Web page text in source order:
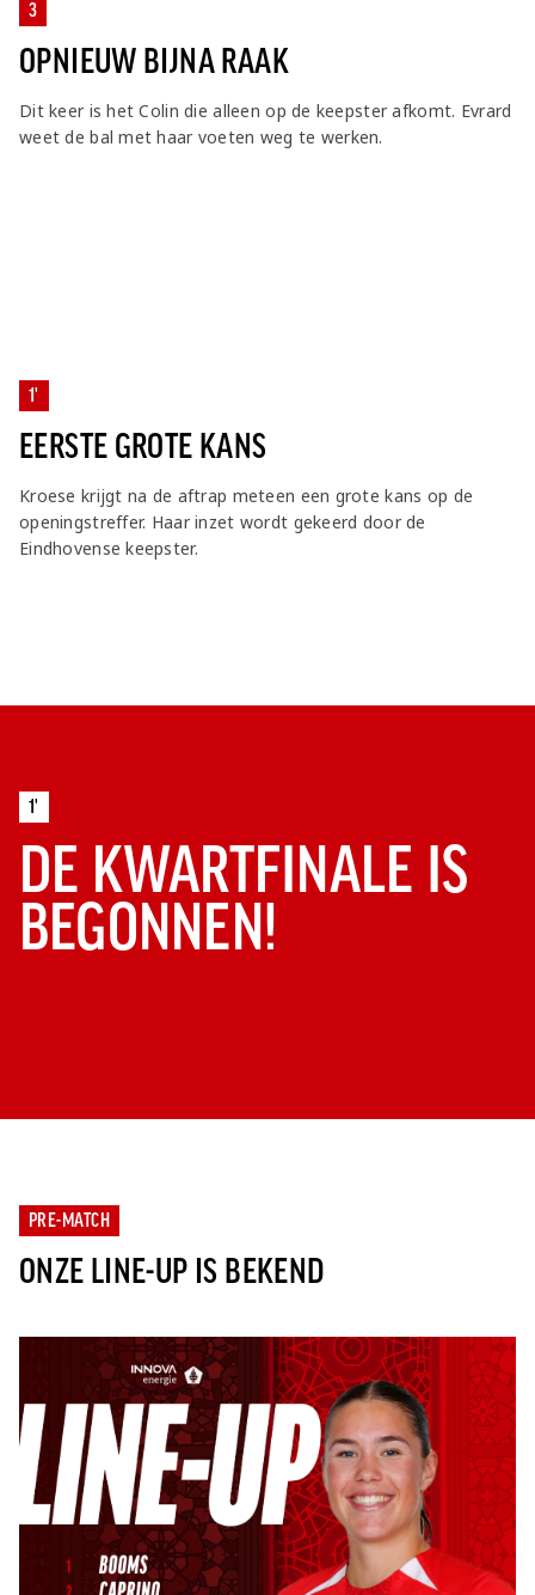
3
OPNIEUW BIJNA RAAK
Dit keer is het Colin die alleen op de keepster afkomt. Evrard
weet de bal met haar voeten weg te werken.
1'
EERSTE GROTE KANS
Kroese krijgt na de aftrap meteen een grote kans op de
openingstreffer. Haar inzet wordt gekeerd door de
Eindhovense keepster.
1'
DE KWARTFINALE IS
BEGONNEN!
PRE-MATCH
ONZE LINE-UP IS BEKEND